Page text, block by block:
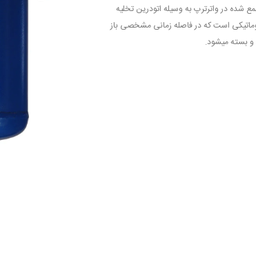
در واترترپ به وسیله اتودرین تخلیه
است که در فاصله زمانی مشخصی باز
و بسته میشود.